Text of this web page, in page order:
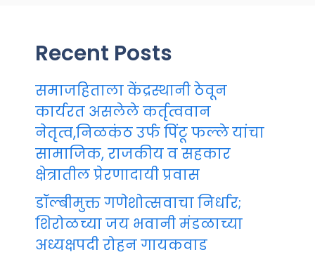
Recent Posts
समाजहिताला केंद्रस्थानी ठेवून
कार्यरत असलेले कर्तृत्ववान
नेतृत्व,निळकंठ उर्फ पिंटू फल्ले यांचा
सामाजिक, राजकीय व सहकार
क्षेत्रातील प्रेरणादायी प्रवास
डॉल्बीमुक्त गणेशोत्सवाचा निर्धार;
शिरोळच्या जय भवानी मंडळाच्या
अध्यक्षपदी रोहन गायकवाड